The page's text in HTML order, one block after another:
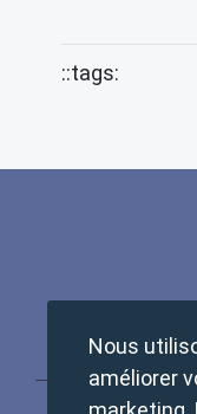
Nous
améliorer